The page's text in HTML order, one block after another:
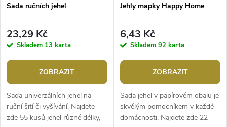
Sada ručních jehel
23,29 Kč
Skladem 13 karta
ZOBRAZIT
Sada univerzálních jehel na
ruční šití či vyšívání. Najdete
zde 55 kusů jehel různé délky,
Jehly mapky Happy Home
6,43 Kč
Skladem 92 karta
ZOBRAZIT
Sada jehel v papírovém obalu je
skvělým pomocníkem v každé
domácnosti. Najdete zde 22